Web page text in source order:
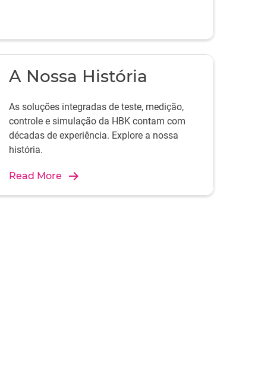
A Nossa História
As soluções integradas de teste, medição,
controle e simulação da HBK contam com
décadas de experiência. Explore a nossa
história.
Read More